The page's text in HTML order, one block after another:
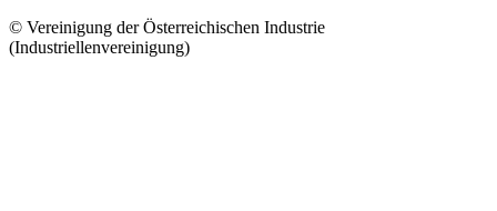
© Vereinigung der Österreichischen Industrie
(Industriellenvereinigung)